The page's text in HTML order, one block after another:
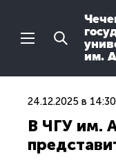
им.
24.12.2025 в 14:30
В ЧГУ им.